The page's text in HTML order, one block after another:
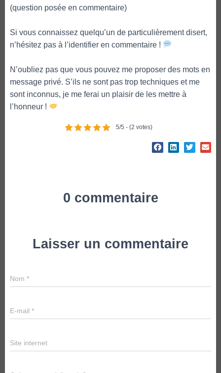
(question posée en commentaire)
Si vous connaissez quelqu’un de particulièrement disert,
n’hésitez pas à l’identifier en commentaire !
N’oubliez pas que vous pouvez me proposer des mots en
message privé. S’ils ne sont pas trop techniques et me
sont inconnus, je me ferai un plaisir de les mettre à
l’honneur !
5/5 - (2 votes)
0 commentaire
Laisser un commentaire
Nom *
E-mail *
Site internet